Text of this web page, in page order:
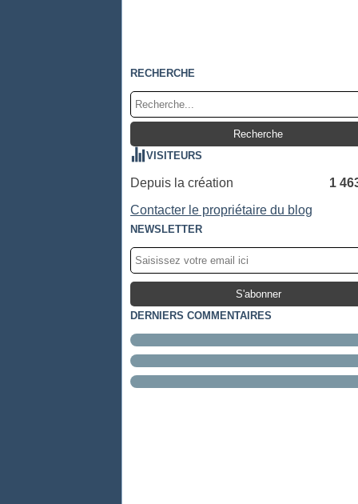
RECHERCHE
VISITEURS
Depuis la création
1
Contacter le propriétaire du blog
NEWSLETTER
DERNIERS COMMENTAIRES